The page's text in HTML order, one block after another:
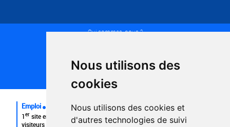
Nous utilisons des
cookies
Nous utilisons des cookies et
d'autres technologies de suivi
Qui sommes-nous ?
Plan du site
FAQ recruteurs
FAQ
Emploi
1er site emploi du secteur culturel 784.000 visites et 230.000
visiteurs uniques par mois.